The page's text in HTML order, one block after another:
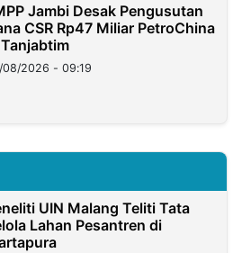
Jambi Desak Pengusutan
CSR Rp47 Miliar PetroChina
08/2026 - 09:19
UIN Malang Teliti Tata
Lahan Pesantren di